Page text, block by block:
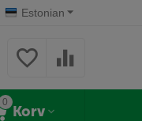
Estonian
0
Korv